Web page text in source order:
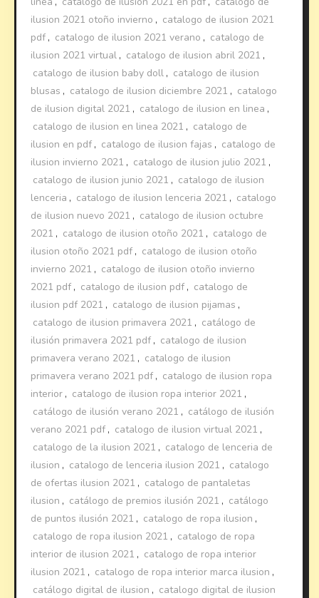
ilusion 2021 otoño invierno , catalogo de ilusion 2021
pdf , catalogo de ilusion 2021 verano , catalogo de
ilusion 2021 virtual , catalogo de ilusion abril 2021 ,
catalogo de ilusion baby doll , catalogo de ilusion
blusas , catalogo de ilusion diciembre 2021 , catalogo
de ilusion digital 2021 , catalogo de ilusion en linea ,
catalogo de ilusion en linea 2021 , catalogo de
ilusion en pdf , catalogo de ilusion fajas , catalogo de
ilusion invierno 2021 , catalogo de ilusion julio 2021 ,
catalogo de ilusion junio 2021 , catalogo de ilusion
lenceria , catalogo de ilusion lenceria 2021 , catalogo
de ilusion nuevo 2021 , catalogo de ilusion octubre
2021 , catalogo de ilusion otoño 2021 , catalogo de
ilusion otoño 2021 pdf , catalogo de ilusion otoño
invierno 2021 , catalogo de ilusion otoño invierno
2021 pdf , catalogo de ilusion pdf , catalogo de
ilusion pdf 2021 , catalogo de ilusion pijamas ,
catalogo de ilusion primavera 2021 , catálogo de
ilusión primavera 2021 pdf , catalogo de ilusion
primavera verano 2021 , catalogo de ilusion
primavera verano 2021 pdf , catalogo de ilusion ropa
interior , catalogo de ilusion ropa interior 2021 ,
catálogo de ilusión verano 2021 , catálogo de ilusión
verano 2021 pdf , catalogo de ilusion virtual 2021 ,
catalogo de la ilusion 2021 , catalogo de lenceria de
ilusion , catalogo de lenceria ilusion 2021 , catalogo
de ofertas ilusion 2021 , catalogo de pantaletas
ilusion , catálogo de premios ilusión 2021 , catálogo
de puntos ilusión 2021 , catalogo de ropa ilusion ,
catalogo de ropa ilusion 2021 , catalogo de ropa
interior de ilusion 2021 , catalogo de ropa interior
ilusion 2021 , catalogo de ropa interior marca ilusion ,
catálogo digital de ilusion , catalogo digital de ilusion